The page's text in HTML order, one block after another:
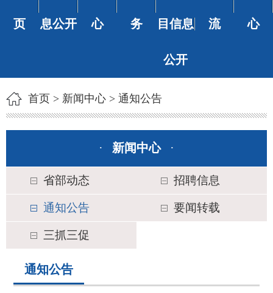
页 息公开 心 务 目信息
公开
流 心
首页> 新闻中心> 通知公告
· 新闻中心 ·
省部动态 招聘信息
通知公告 要闻转载
三抓三促
通知公告